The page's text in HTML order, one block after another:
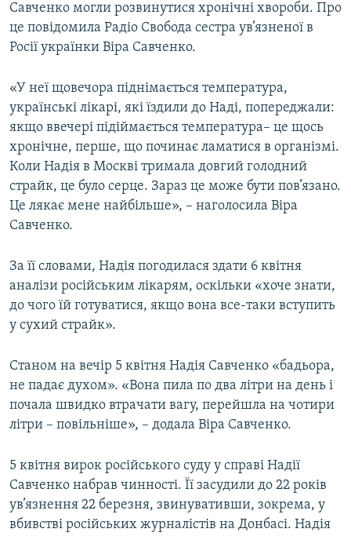
УКР
КТАТ
ДОЛУЧАЙСЯ!
Усі сайти RFE/RL
Савченко могли розвинутися хронічні хвороби. Про
це повідомила Радіо Свобода сестра ув’язненої в
Росії українки Віра Савченко.
«У неї щовечора піднімається температура,
українські лікарі, які їздили до Наді, попереджали:
якщо ввечері підіймається температура– це щось
хронічне, перше, що починає ламатися в організмі.
Коли Надія в Москві тримала довгий голодний
страйк, це було серце. Зараз це може бути пов’язано.
Це лякає мене найбільше», – наголосила Віра
Савченко.
За її словами, Надія погодилася здати 6 квітня
аналізи російським лікарям, оскільки «хоче знати,
до чого їй готуватися, якщо вона все-таки вступить
у сухий страйк».
Станом на вечір 5 квітня Надія Савченко «бадьора,
не падає духом». «Вона пила по два літри на день і
почала швидко втрачати вагу, перейшла на чотири
літри – повільніше», – додала Віра Савченко.
5 квітня вирок російського суду у справі Надії
Савченко набрав чинності. Її засудили до 22 років
ув’язнення 22 березня, звинувативши, зокрема, у
вбивстві російських журналістів на Донбасі. Надія